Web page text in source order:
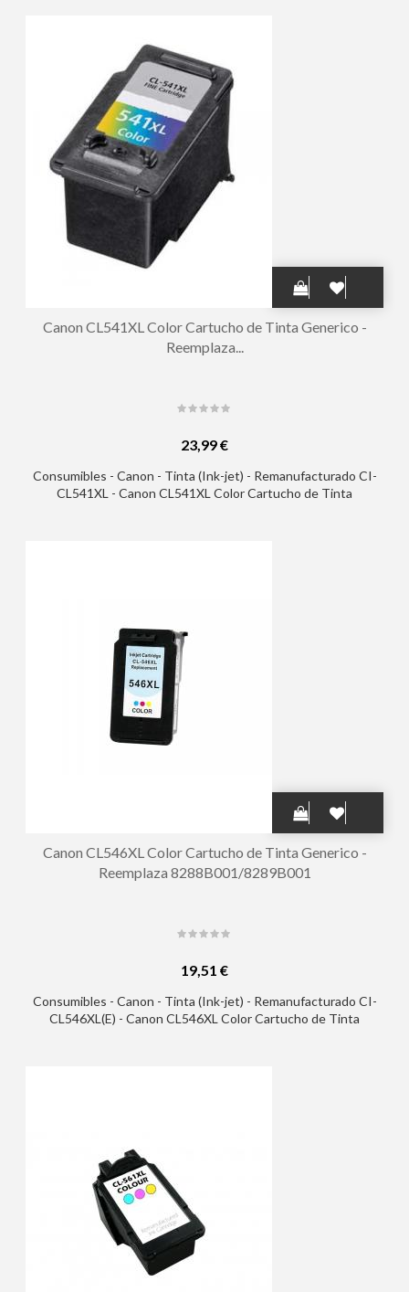
Canon CL541XL Color Cartucho de Tinta Generico -
Reemplaza...
23,99 €
Consumibles - Canon - Tinta (Ink-jet) - Remanufacturado CI-
CL541XL - Canon CL541XL Color Cartucho de Tinta
Canon CL546XL Color Cartucho de Tinta Generico -
Reemplaza 8288B001/8289B001
19,51 €
Consumibles - Canon - Tinta (Ink-jet) - Remanufacturado CI-
CL546XL(E) - Canon CL546XL Color Cartucho de Tinta